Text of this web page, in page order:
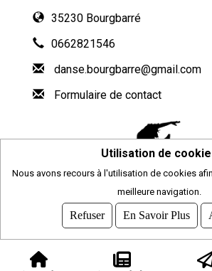
35230 Bourgbarré
0662821546
danse.bourgbarre@gmail.com
Formulaire de contact
2026
© COMITI -CGVU
OPTIMISÉ POUR CHROME ET
Utilisation de
Nous avons recours à l'utilisation de cookies
meilleure navigation.
Refuser En Savoir Plus